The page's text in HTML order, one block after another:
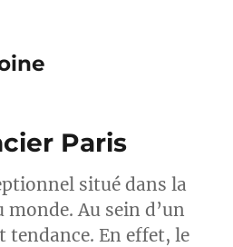
Paris
situé dans la
Au sein d’un
tendance. En effet, le